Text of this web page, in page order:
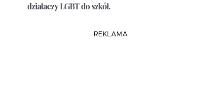
działaczy LGBT do szkół.
REKLAMA